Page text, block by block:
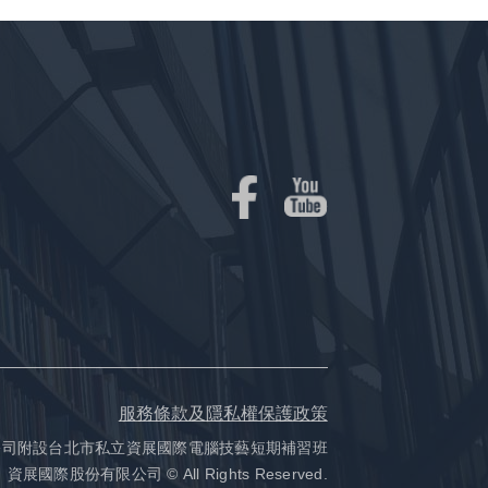
服務條款及隱私權保護政策
附設台北市私立資展國際電腦技藝短期補習班
資展國際股份有限公司 © All Rights Reserved.